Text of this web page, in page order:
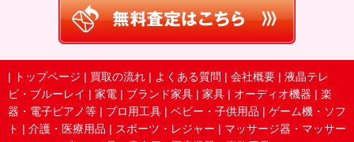
| トップページ | 買取の流れ | よくある質問 | 会社概要 | 液晶テレ
ビ・ブルーレイ | 家電 | ブランド家具 | 家具 | オーディオ機器 | 楽
器・電子ピアノ等 | プロ用工具 | ベビー・子供用品 | ゲーム機・ソフ
ト | 介護・医療用品 | スポーツ・レジャー | マッサージ器・マッサー